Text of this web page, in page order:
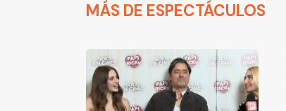
MÁS DE ESPECTÁCULOS